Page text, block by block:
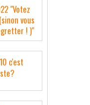
"Votez
vous
! )"
c'est